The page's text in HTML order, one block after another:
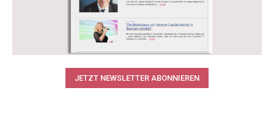
JETZT NEWSLETTER ABONNIEREN